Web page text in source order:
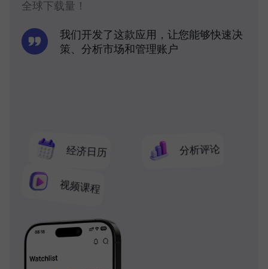
全球下载量！
经济日历 分析评论
视频课程
我们开发了这款应用，让您能够快速决
策、分析市场和管理账户